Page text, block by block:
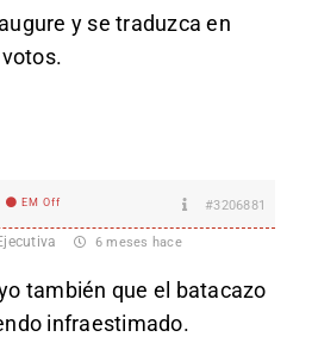
y se traduzca en
EM Off #3206881
6 meses hace
también que el batacazo
infraestimado.